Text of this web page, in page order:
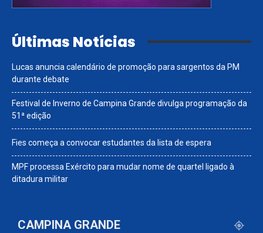
Últimas Notícias
Lucas anuncia calendário de promoção para sargentos da PM
durante debate
Festival de Inverno de Campina Grande divulga programação da
51ª edição
Fies começa a convocar estudantes da lista de espera
MPF processa Exército para mudar nome de quartel ligado à
ditadura militar
CAMPINA GRANDE